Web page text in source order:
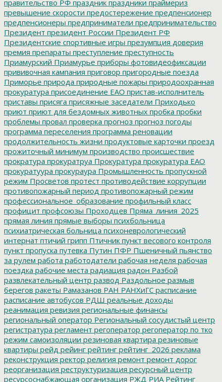
правительство РФ праздник праздники праймериз
превышение скорости предостережение предпенсионер
предпенсионеры предприниматели предпринимательство
Президент президент России Президент РФ
Президентские спортивные игры презумпция доверия
премия препараты преступление преступность
Приамурский Приамурье приборы фотовидеофиксации
прививочная кампания приговор пригородные поезда
Приморье природа природные пожары природоохранная
прокуратура присоединение ЕАО пристав-исполнитель
приставы присяга присяжные заседатели Приходько
приют приют для бездомных животных пробка пробки
проблемы провал проверка прогноз прогноз погоды
программа переселения программа реновации
продолжительность жизни продуктовые карточки проезд
прожиточный минимум производство происшествие
прократура прокуратруа Прокуратура прокуратура ЕАО
прокуратуура прокураура Промышленность пропускной
режим Просветов протест противодействие коррупции
противопожарный период противопожарный режим
профессиональное_образование профильный класс
профицит профсоюзы Проходцев Пряма_линия_2025
прямая линия прямые выборы психбольница
психиатрическая больница психоневрологический
интернат птичий грипп Птичник пункт весового контроля
пункт пропуска путевка Путин ПФР Пшеничный пьянство
за рулем работа работодатели рабочая неделя рабочая
поездка рабочие места радиация радон Разбой
развлекательный центр развод Раздольное размыв
берегов ракеты Рамазанов РАН РАНХиГС расписание
расписание автобусов РДШ реальные доходы
реанимация ревизия региональные финансы
региональный оператор Региональный сосудистый центр
регистратура регламент регоператор регоператор по тко
режим самоизоляции резиновая квартира резиновые
квартиры рейд рейинг рейтинг рейтинг_2026 реклама
реконструкция ректор религия ремонт ремонт дорог
реорганизация реструктуризация ресурсный центр
ресурсоснабжающая организация РЖД РИА Рейтинг